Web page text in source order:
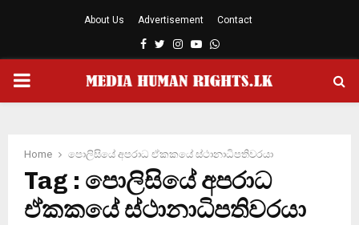
About Us Advertisement Contact
Facebook
TwitterInstagram
YoutubeWhatsapp
PRIMARY
Home පොලිසියේ අපරාධ ඒකකයේ ස්ථානාධිපතිවරයා
Tag : පොලිසියේ අපරාධ
ඒකකයේ ස්ථානාධිපතිවරයා